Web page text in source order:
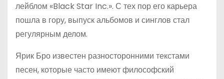
лейблом «Black Star Inc.». С тех пор его карьера
пошла в гору, выпуск альбомов и синглов стал
регулярным делом.
Ярик Бро известен разносторонними текстами
песен, которые часто имеют философский